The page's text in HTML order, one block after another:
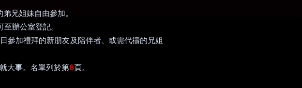
兄姐妹自由參加。
辦公室登記。
參加禮拜的新朋友及陪伴者、或需代禱的兄姐
大事。名單列於第8頁。